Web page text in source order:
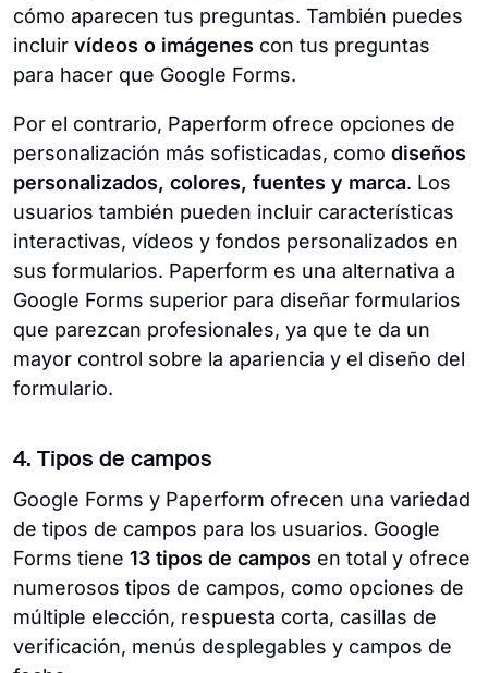
cómo aparecen tus preguntas. También puedes
incluir vídeos o imágenes con tus preguntas
para hacer que Google Forms.
Por el contrario, Paperform ofrece opciones de
personalización más sofisticadas, como diseños
personalizados, colores, fuentes y marca. Los
usuarios también pueden incluir características
interactivas, vídeos y fondos personalizados en
sus formularios. Paperform es una alternativa a
Google Forms superior para diseñar formularios
que parezcan profesionales, ya que te da un
mayor control sobre la apariencia y el diseño del
formulario.
4. Tipos de campos
Google Forms y Paperform ofrecen una variedad
de tipos de campos para los usuarios. Google
Forms tiene 13 tipos de campos en total y ofrece
numerosos tipos de campos, como opciones de
múltiple elección, respuesta corta, casillas de
verificación, menús desplegables y campos de